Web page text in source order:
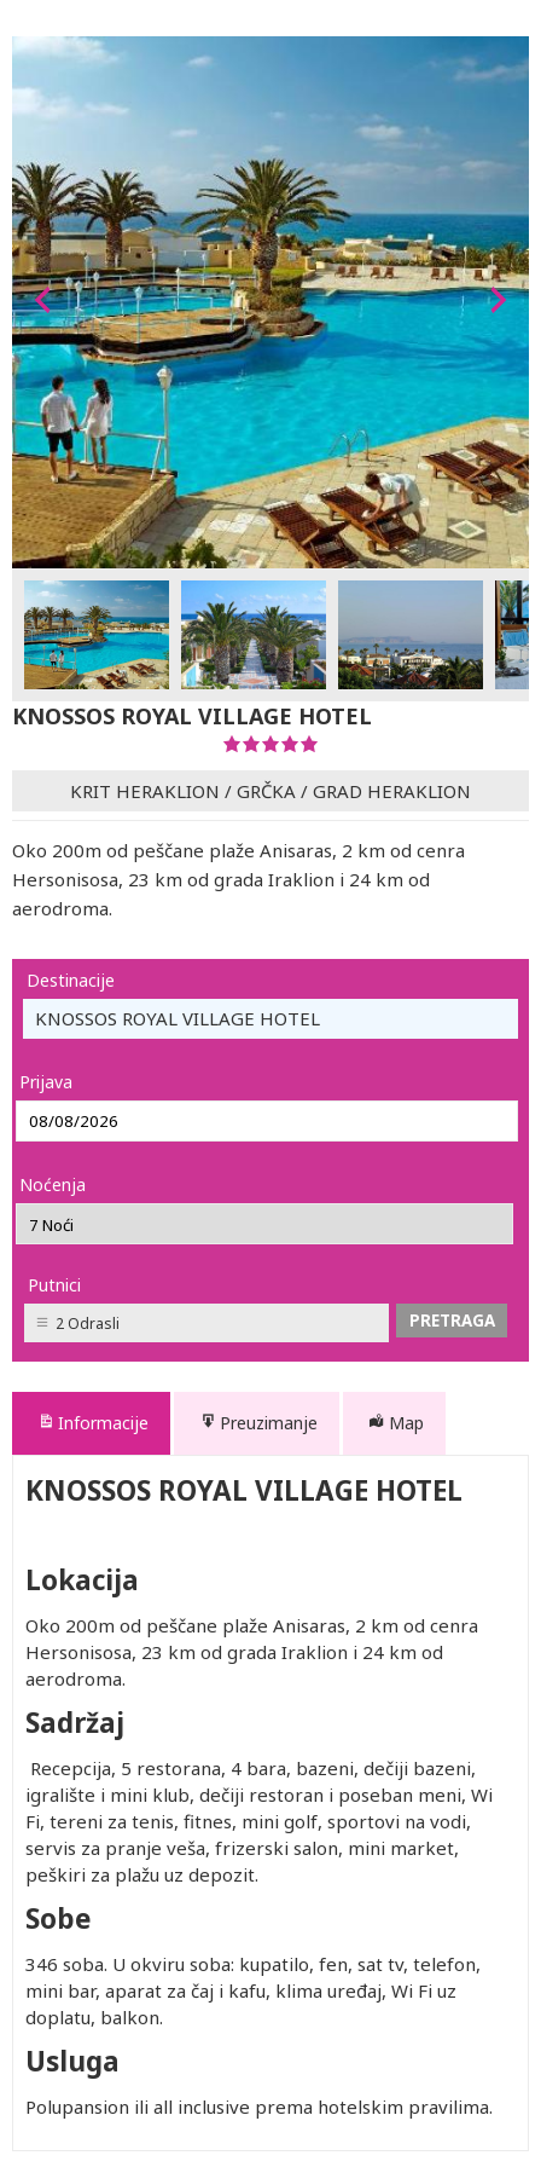
KNOSSOS ROYAL VILLAGE HOTEL
KRIT HERAKLION / GRČKA / GRAD HERAKLION
Oko 200m od peščane plaže Anisaras, 2 km od cenra
Hersonisosa, 23 km od grada Iraklion i 24 km od
aerodroma.
Destinacije
KNOSSOS ROYAL VILLAGE HOTEL
Prijava
Noćenja
Putnici
2 Odrasli
Informacije Preuzimanje Map
KNOSSOS ROYAL VILLAGE HOTEL
Lokacija
Oko 200m od peščane plaže Anisaras, 2 km od cenra
Hersonisosa, 23 km od grada Iraklion i 24 km od
aerodroma.
Sadržaj
Recepcija, 5 restorana, 4 bara, bazeni, dečiji bazeni,
igralište i mini klub, dečiji restoran i poseban meni, Wi
Fi, tereni za tenis, fitnes, mini golf, sportovi na vodi,
servis za pranje veša, frizerski salon, mini market,
peškiri za plažu uz depozit.
Sobe
346 soba. U okviru soba: kupatilo, fen, sat tv, telefon,
mini bar, aparat za čaj i kafu, klima uređaj, Wi Fi uz
doplatu, balkon.
Usluga
Polupansion ili all inclusive prema hotelskim pravilima.